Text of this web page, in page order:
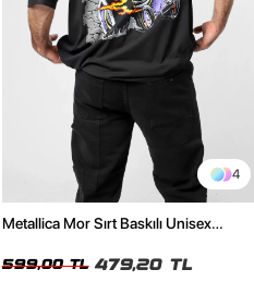
4
Metallica Mor Sırt Baskılı Unisex
599,00 TL 479,20 TL